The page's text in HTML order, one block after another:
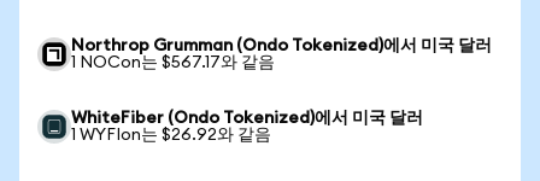
Northrop Grumman (Ondo Tokenized)에서 미국 달러
1 NOCon는 $567.17와 같음
WhiteFiber (Ondo Tokenized)에서 미국 달러
1 WYFIon는 $26.92와 같음